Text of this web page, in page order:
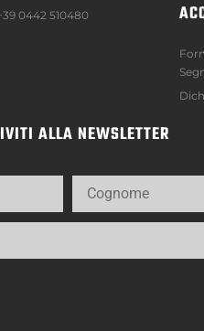
0442 510480
ALLA NEWSLETTER